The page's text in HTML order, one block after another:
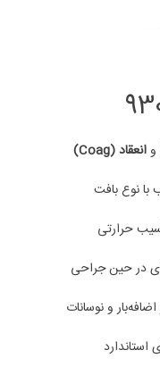
وانعقاد (Coag)
با نوع بافت
حرارتی
در حین جراحی
و نوسانات
استاندارد